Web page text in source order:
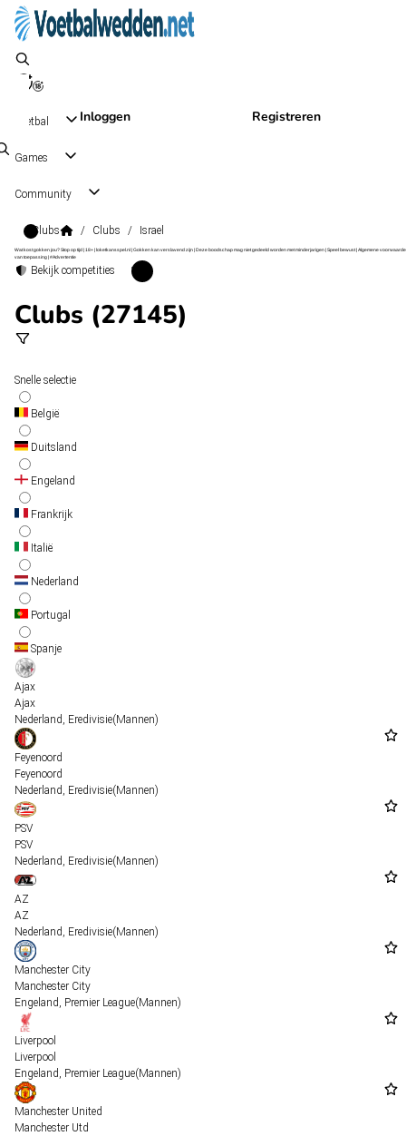
Inloggen Registreren
Voetbal
Games
Community
Clubs / Clubs / Israel
Wat kost gokken jou? Stop op tijd | 18+ | loketkansspel.nl | Gokken kan verslavend zijn | Deze boodschap mag niet gedeeld worden met minderjarigen | Speel bewust | Algemene
van toepassing | #Advertentie
Bekijk competities
Clubs (27145)
Snelle selectie
België
Duitsland
Engeland
Frankrijk
Italië
Nederland
Portugal
Spanje
Ajax
Ajax
Nederland Eredivisie(Mannen)
Feyenoord
Feyenoord
Nederland Eredivisie(Mannen)
PSV
PSV
Nederland Eredivisie(Mannen)
AZ
AZ
Nederland Eredivisie(Mannen)
Manchester City
Manchester City
Engeland Premier League(Mannen)
Liverpool
Liverpool
Engeland Premier League(Mannen)
Manchester United
Manchester Utd